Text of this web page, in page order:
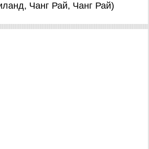
Чанг Рай, Чанг Рай)